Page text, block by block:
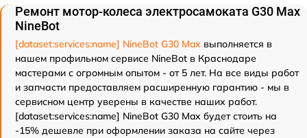
Ремонт мотор-колеса электросамоката G30 Max
NineBot
[dataset:services:name] NineBot G30 Max выполняется в
нашем профильном сервисе NineBot в Краснодаре
мастерами с огромным опытом - от 5 лет. На все виды работ
и запчасти предоставляем расширенную гарантию - мы в
сервисном центр уверены в качестве наших работ.
[dataset:services:name] NineBot G30 Max будет стоить на
-15% дешевле при оформлении заказа на сайте через